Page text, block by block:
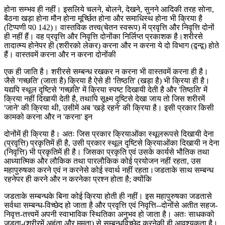
होना सम्भव ही नहीं। इसलिये चलने, बोलने, देखने, सुनने आदिकी तरह सोना,
बैठना खड़ा होना मौन होना मूर्च्छित होना और समाधिस्थ होना भी क्रिया है
(टिप्पणी प0 142)। वास्तविक तत्त्व(चेतन स्वरूप) में प्रवृत्ति और निवृत्ति दोनों
ही नहीं हैं। वह प्रवृत्ति और निवृत्ति दोनोंका निर्लिप्त प्रकाशक है।शरीरसे
तादात्म्य होनेपर ही (शरीरको लेकर) करना और न करना ये दो विभाग (द्वन्द्व) होते
हैं। वास्तवमें करना और न करना दोनोंकी
एक ही जाति है। शरीरसे सम्बन्ध रखकर न करना भी वास्तवमें करना ही है।
जैसे 'गच्छति' (जाता है) क्रिया है ऐसे ही 'तिष्ठति' (खड़ा है) भी क्रिया ही है।
यद्यपि स्थूल दृष्टिसे 'गच्छति' में क्रिया स्पष्ट दिखायी देती है और 'तिष्ठति' में
क्रिया नहीं दिखायी देती है, तथापि सूक्ष्म दृष्टिसे देखा जाय तो जिस शरीरमें
'जाने' की क्रिया थी, उसीमें अब 'खड़े रहने' की क्रिया है। इसी प्रकार किसी
कामको करना और न 'करना' इन
दोनोंमें ही क्रिया है। अतः जिस प्रकार क्रियाओंका स्थूलरूपसे दिखायी देना
(प्रवृत्ति) प्रकृतिमें ही है, उसी प्रकार स्थूल दृष्टिसे क्रियाओंका दिखायी न देना
(निवृत्ति) भी प्रकृतिमें ही है। जिसका प्रकृति एवं उसके कार्यसे भौतिक तथा
आध्यात्मिक और लौकिक तथा पारलौकिक कोई प्रयोजन नहीं रहता, उस
महापुरुषका करने एवं न करनेसे कोई स्वार्थ नहीं रहता।जडताके साथ सम्बन्ध
रहनेपर ही करने और न करनेका प्रश्न होता है; क्योंकि
जडताके सम्बन्धके बिना कोई क्रिया होती ही नहीं। इस महापुरुषका जडतासे
सर्वथा सम्बन्ध-विच्छेद हो जाता है और प्रवृत्ति एवं निवृत्ति--दोनोंसे अतीत सहज-
निवृत्त-तत्त्वमें अपनी स्वाभाविक स्थितिका अनुभव हो जाता है। अतः साधकको
जडता-(शरीरमें अहंता और ममता) से सम्बन्धविच्छेद करनेकी ही आवश्यकता है।